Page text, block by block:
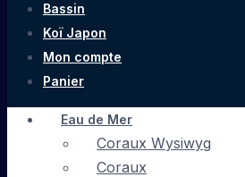
Bassin
Koï Japon
Mon compte
Panier
Eau de Mer
Coraux Wysiwyg
Coraux